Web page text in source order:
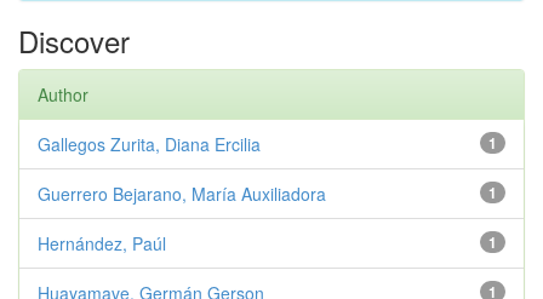
Discover
Author
1
Gallegos Zurita, Diana Ercilia
1
Guerrero Bejarano, María Auxiliadora
1
Hernández, Paúl
1
Huayamave, Germán Gerson